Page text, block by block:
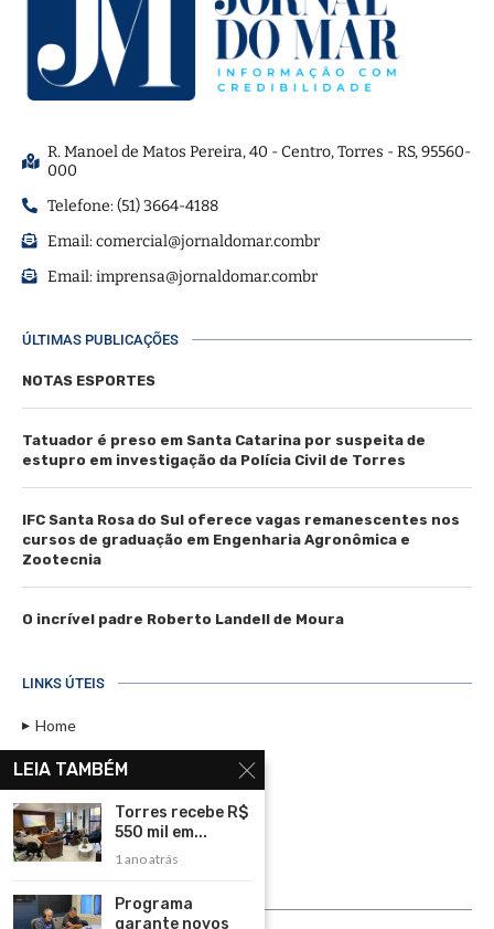
R. Manoel de Matos Pereira, 40 - Centro, Torres - RS, 95560-
000
Telefone: (51) 3664-4188
Email:comercial@jornaldomar.combr
Email:imprensa@jornaldomar.combr
ÚLTIMAS PUBLICAÇÕES
NOTAS ESPORTES
Tatuador é preso em Santa Catarina por suspeita de
estupro em investigação da Polícia Civil de Torres
IFC Santa Rosa do Sul oferece vagas remanescentes nos
cursos de graduação em Engenharia Agronômica e
Zootecnia
O incrível padre Roberto Landell de Moura
LINKS ÚTEIS
Home
Assinar
Contato
Política de Privacidade
Rádio Maristela - Ao Vivo
ASSINE
LEIA TAMBÉM
Torres recebe R$
550 mil em...
1 ano atrás
Programa
garante novos